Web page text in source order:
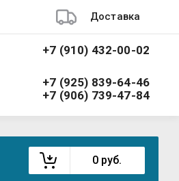
Доставка
+7 (910) 432-00-02
+7 (925) 839-64-46
+7 (906) 739-47-84
0 руб.